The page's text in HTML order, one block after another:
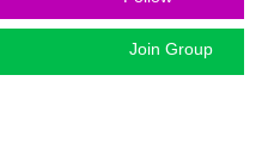
Join Group